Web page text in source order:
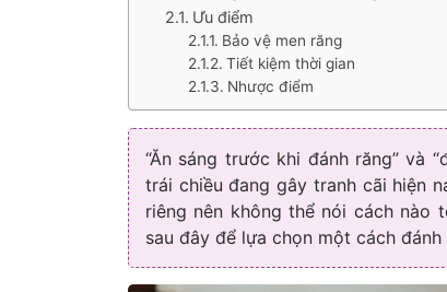
Ưu điểm
Bảo vệ men răng
Tiết kiệm thời gian
Nhược điểm
“Ăn sáng trước khi đánh răng” và
trái chiều đang gây tranh cãi hiện
riêng nên không thể nói cách nào
sau đây để lựa chọn một cách